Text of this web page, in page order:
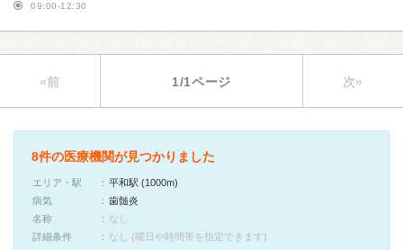
09:00-12:30
«前 1/1ページ 次»
8件の医療機関が見つかりました
エリア・駅
平和駅 (1000m)
病気
歯髄炎
名称
なし
詳細条件
なし (曜日や時間帯を指定できます)